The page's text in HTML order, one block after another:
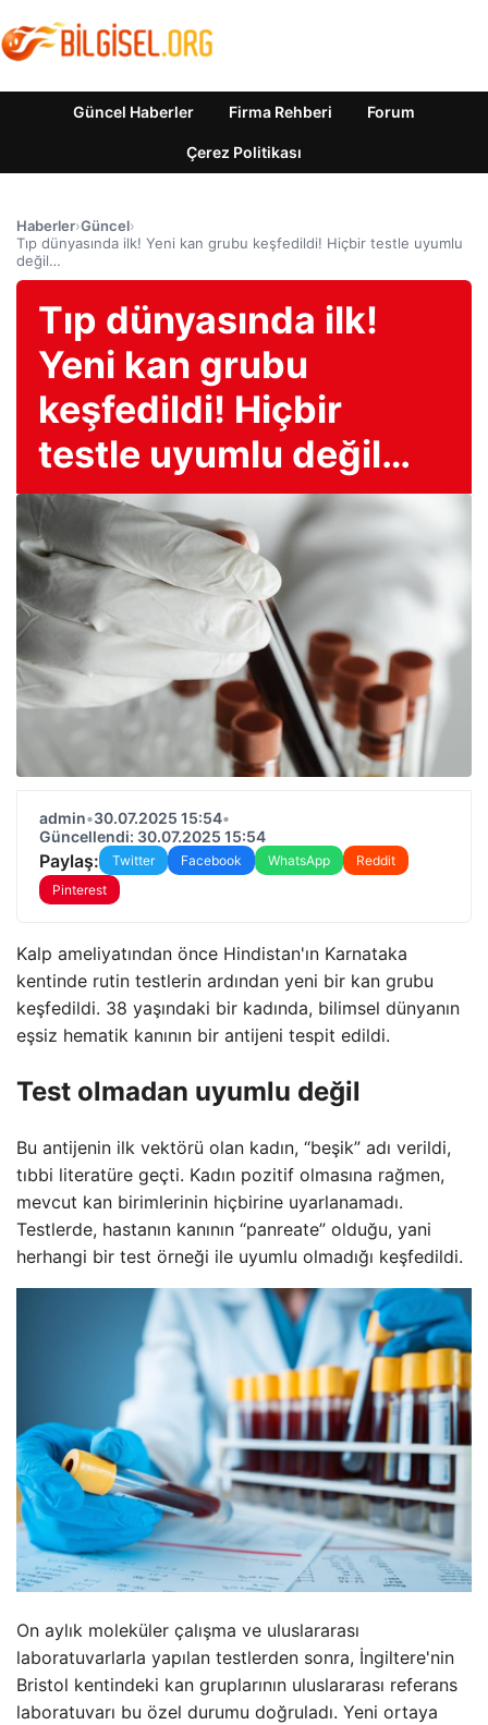
Güncel Haberler Firma Rehberi Forum
Çerez Politikası
Haberler›Güncel›
Tıp dünyasında ilk! Yeni kan grubu keşfedildi! Hiçbir testle uyumlu
değil…
Tıp dünyasında ilk!
Yeni kan grubu
keşfedildi! Hiçbir
testle uyumlu değil…
admin•30.07.2025 15:54•
Güncellendi: 30.07.2025 15:54
Paylaş: Twitter Facebook WhatsApp
Reddit
Pinterest
Kalp ameliyatından önce Hindistan'ın Karnataka
kentinde rutin testlerin ardından yeni bir kan grubu
keşfedildi. 38 yaşındaki bir kadında, bilimsel dünyanın
eşsiz hematik kanının bir antijeni tespit edildi.
Test olmadan uyumlu değil
Bu antijenin ilk vektörü olan kadın, “beşik” adı verildi,
tıbbi literatüre geçti. Kadın pozitif olmasına rağmen,
mevcut kan birimlerinin hiçbirine uyarlanamadı.
Testlerde, hastanın kanının “panreate” olduğu, yani
herhangi bir test örneği ile uyumlu olmadığı keşfedildi.
On aylık moleküler çalışma ve uluslararası
laboratuvarlarla yapılan testlerden sonra, İngiltere'nin
Bristol kentindeki kan gruplarının uluslararası referans
laboratuvarı bu özel durumu doğruladı. Yeni ortaya